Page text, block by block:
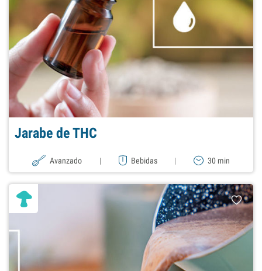
Jarabe de THC
Avanzado | Bebidas | 30 min